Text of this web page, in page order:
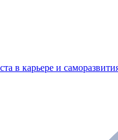
в карьере и